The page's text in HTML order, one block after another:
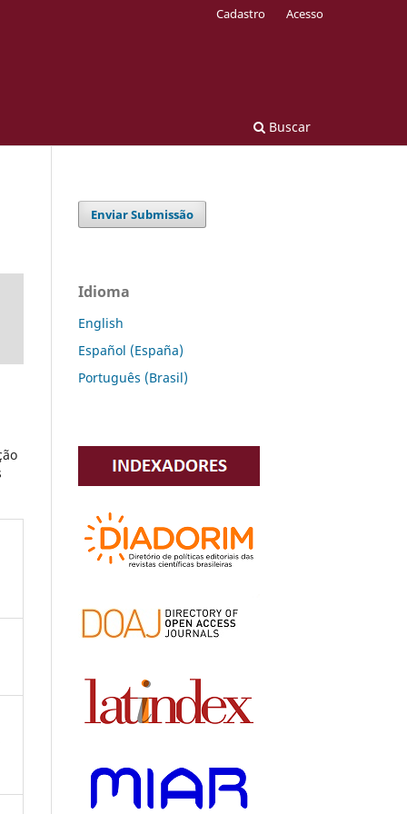
Buscar
Cadastro Acesso
Enviar Submissão
Idioma
English
Español (España)
Português (Brasil)